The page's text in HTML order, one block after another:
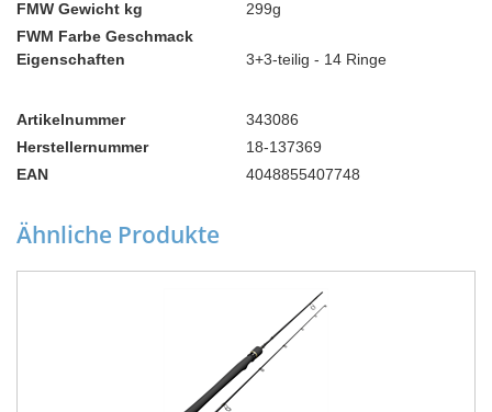
FMW Gewicht kg
299g
FWM Farbe Geschmack
Eigenschaften
3+3-teilig - 14 Ringe
Artikelnummer
343086
Herstellernummer
18-137369
EAN
4048855407748
Ähnliche Produkte